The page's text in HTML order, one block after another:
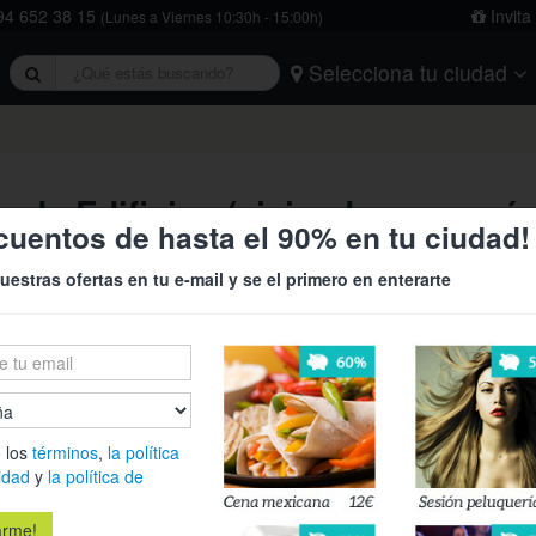
652 38 15 (Lunes a Viernes 10:30h - 15:00h)
Selecciona tu ciudad
Tarragona Valencia
de Edificios (viviendas con
¿Tu
Grupo ADN
Técnica de
¡desde sólo
de hasta el 90% en tu ciudad!
ofertas en tu e-mail y se el primero en enterarte
lostérminos, la política
y la política de